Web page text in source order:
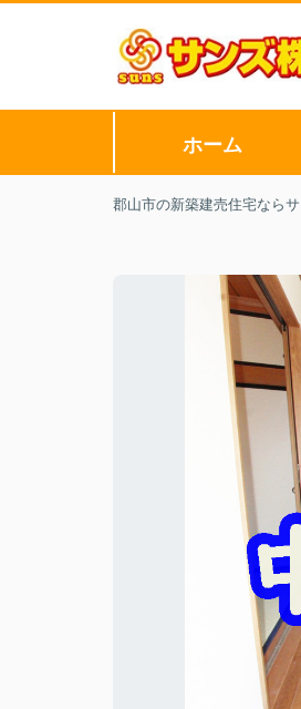
ホーム
郡山市の新築建売住宅なら